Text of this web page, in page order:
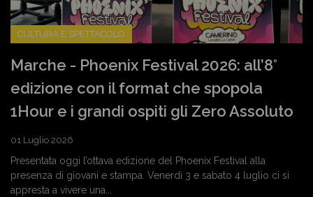
CULTURA E SPETTACOLO
Marche - Phoenix Festival 2026: all’8°
edizione con il format che spopola
1Hour e i grandi ospiti gli Zero Assoluto
01 Luglio 2026
Presentata oggi l’ottava edizione del Phoenix Festival alla
presenza di giovani e stampa. Venerdì 3 e sabato 4 luglio ci si
appresta a vivere una...